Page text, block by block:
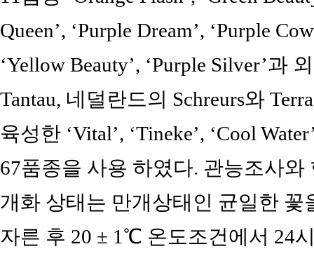
Queen’, ‘Purple Dream’, ‘Purple
‘Yellow Beauty’, ‘Purple Silver’과
Tantau, 네덜란드의 Schreurs와
육성한 ‘Vital’, ‘Tineke’, ‘Cool
67품종을 사용 하였다. 관능조사
개화 상태는 만개상태인 균일한 꽃
자른 후 20 ± 1℃ 온도조건에서 24